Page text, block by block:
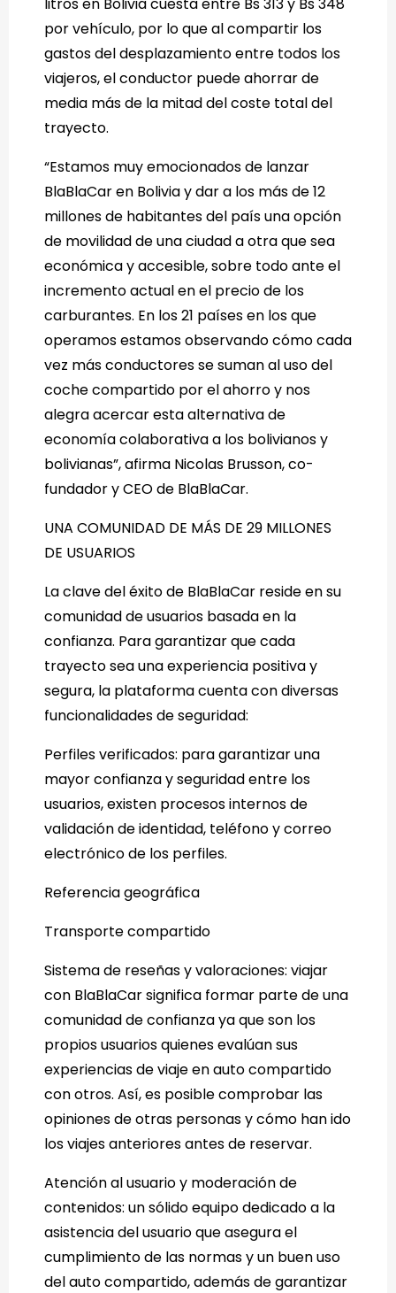
por vehículo, por lo que al compartir los
gastos del desplazamiento entre todos los
viajeros, el conductor puede ahorrar de
media más de la mitad del coste total del
trayecto.
“Estamos muy emocionados de lanzar
BlaBlaCar en Bolivia y dar a los más de 12
millones de habitantes del país una opción
de movilidad de una ciudad a otra que sea
económica y accesible, sobre todo ante el
incremento actual en el precio de los
carburantes. En los 21 países en los que
operamos estamos observando cómo cada
vez más conductores se suman al uso del
coche compartido por el ahorro y nos
alegra acercar esta alternativa de
economía colaborativa a los bolivianos y
bolivianas”, afirma Nicolas Brusson, co-
fundador y CEO de BlaBlaCar.
UNA COMUNIDAD DE MÁS DE 29 MILLONES
DE USUARIOS
La clave del éxito de BlaBlaCar reside en su
comunidad de usuarios basada en la
confianza. Para garantizar que cada
trayecto sea una experiencia positiva y
segura, la plataforma cuenta con diversas
funcionalidades de seguridad:
Perfiles verificados: para garantizar una
mayor confianza y seguridad entre los
usuarios, existen procesos internos de
validación de identidad, teléfono y correo
electrónico de los perfiles.
Referencia geográfica
Transporte compartido
Sistema de reseñas y valoraciones: viajar
con BlaBlaCar significa formar parte de una
comunidad de confianza ya que son los
propios usuarios quienes evalúan sus
experiencias de viaje en auto compartido
con otros. Así, es posible comprobar las
opiniones de otras personas y cómo han ido
los viajes anteriores antes de reservar.
Atención al usuario y moderación de
contenidos: un sólido equipo dedicado a la
asistencia del usuario que asegura el
cumplimiento de las normas y un buen uso
del auto compartido, además de garantizar